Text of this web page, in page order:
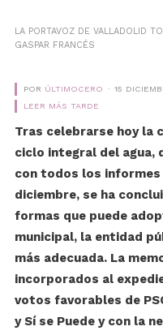
LA PORTAVOZ DE VALLADOLID
GASPAR FRANCÉS
POR ÚLTIMOCERO
15
LEER MÁS TARDE
Tras celebrarse hoy la
ciclo integral del agua,
con todos los informes
diciembre, se ha
formas que puede
municipal, la entidad
más adecuada. La
incorporados al
votos favorables de
y Sí se Puede y con la